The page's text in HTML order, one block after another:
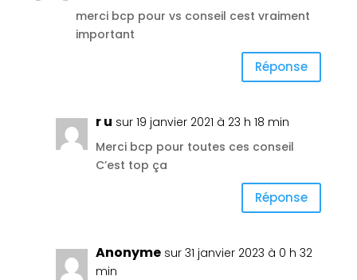
merci bcp pour vs conseil cest vraiment
important
Réponse
r u sur 19 janvier 2021 à 23 h 18 min
Merci bcp pour toutes ces conseil
C’est top ça
Réponse
Anonyme sur 31 janvier 2023 à 0 h 32
min